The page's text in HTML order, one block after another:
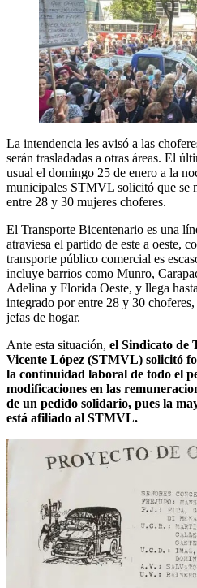
La intendencia les avisó a las
serán trasladadas a otras áreas. El
usual el domingo 25 de enero a la
municipales STMVL solicitó que se
entre 28 y 30 mujeres choferes.
El Transporte Bicentenario es una
atraviesa el partido de este a oeste,
transporte público comercial es
incluye barrios como Munro,
Adelina y Florida Oeste, y llega
integrado por entre 28 y 30
jefas de hogar.
Ante esta situación, el Sindicato de
Vicente López (STMVL) solicitó
la continuidad laboral de todo el
modificaciones en las
de un pedido solidario, pues la
está afiliado al STMVL.